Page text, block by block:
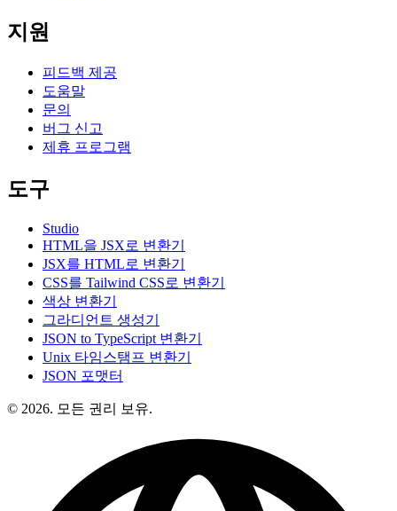
지원
피드백 제공
도움말
문의
버그 신고
제휴 프로그램
도구
Studio
HTML을 JSX로 변환기
JSX를 HTML로 변환기
CSS를 Tailwind CSS로 변환기
색상 변환기
그라디언트 생성기
JSON to TypeScript 변환기
Unix 타임스탬프 변환기
JSON 포맷터
© 2026. 모든 권리 보유.